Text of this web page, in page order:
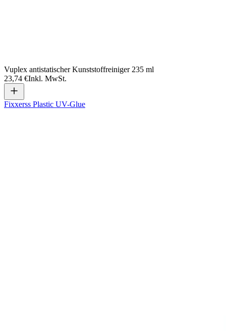
Vuplex antistatischer Kunststoffreiniger 235 ml
23,74 €Inkl. MwSt.
Fixxerss Plastic UV-Glue